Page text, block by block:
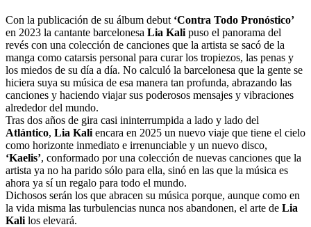
Con la publicación de su álbum debut ‘Contra Todo Pronóstico’
en 2023 la cantante barcelonesa Lia Kali puso el panorama del
revés con una colección de canciones que la artista se sacó de la
manga como catarsis personal para curar los tropiezos, las penas y
los miedos de su día a día. No calculó la barcelonesa que la gente se
hiciera suya su música de esa manera tan profunda, abrazando las
canciones y haciendo viajar sus poderosos mensajes y vibraciones
alrededor del mundo.
Tras dos años de gira casi ininterrumpida a lado y lado del
Atlántico, Lia Kali encara en 2025 un nuevo viaje que tiene el cielo
como horizonte inmediato e irrenunciable y un nuevo disco,
‘Kaelis’, conformado por una colección de nuevas canciones que la
artista ya no ha parido sólo para ella, sinó en las que la música es
ahora ya sí un regalo para todo el mundo.
Dichosos serán los que abracen su música porque, aunque como en
la vida misma las turbulencias nunca nos abandonen, el arte de Lia
Kali los elevará.